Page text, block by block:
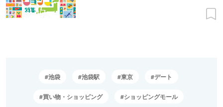
池袋 池袋駅 東京 デート
買い物・ショッピング ショッピングモール